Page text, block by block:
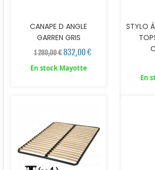
CANAPE D ANGLE
GARREN GRIS
1 280,00 € 832,00 €
En stock Mayotte
STYLO À
En